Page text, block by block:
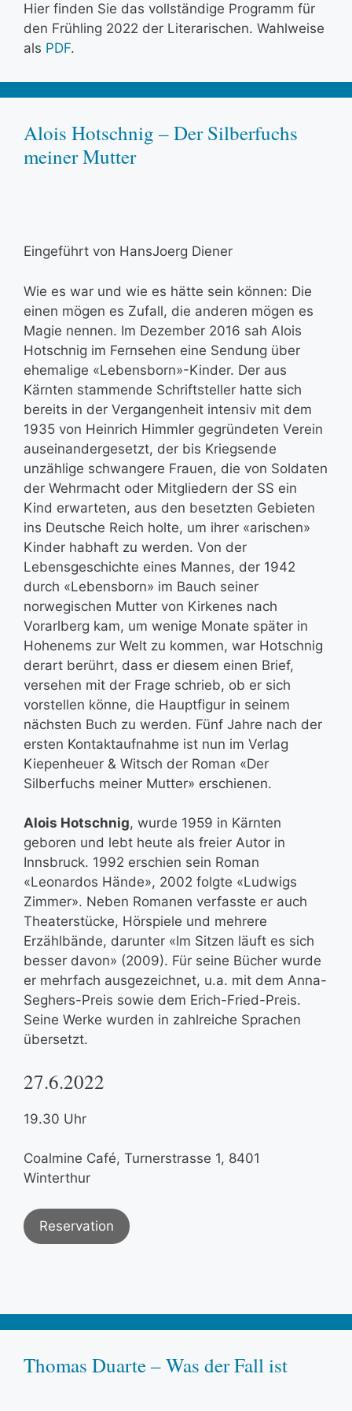
Hier finden Sie das vollständige Programm für
den Frühling 2022 der Literarischen. Wahlweise
als PDF.
Alois Hotschnig – Der Silberfuchs
meiner Mutter
Eingeführt von HansJoerg Diener
Wie es war und wie es hätte sein können: Die
einen mögen es Zufall, die anderen mögen es
Magie nennen. Im Dezember 2016 sah Alois
Hotschnig im Fernsehen eine Sendung über
ehemalige «Lebensborn»-Kinder. Der aus
Kärnten stammende Schriftsteller hatte sich
bereits in der Vergangenheit intensiv mit dem
1935 von Heinrich Himmler gegründeten Verein
auseinandergesetzt, der bis Kriegsende
unzählige schwangere Frauen, die von Soldaten
der Wehrmacht oder Mitgliedern der SS ein
Kind erwarteten, aus den besetzten Gebieten
ins Deutsche Reich holte, um ihrer «arischen»
Kinder habhaft zu werden. Von der
Lebensgeschichte eines Mannes, der 1942
durch «Lebensborn» im Bauch seiner
norwegischen Mutter von Kirkenes nach
Vorarlberg kam, um wenige Monate später in
Hohenems zur Welt zu kommen, war Hotschnig
derart berührt, dass er diesem einen Brief,
versehen mit der Frage schrieb, ob er sich
vorstellen könne, die Hauptfigur in seinem
nächsten Buch zu werden. Fünf Jahre nach der
ersten Kontaktaufnahme ist nun im Verlag
Kiepenheuer & Witsch der Roman «Der
Silberfuchs meiner Mutter» erschienen.
Alois Hotschnig, wurde 1959 in Kärnten
geboren und lebt heute als freier Autor in
Innsbruck. 1992 erschien sein Roman
«Leonardos Hände», 2002 folgte «Ludwigs
Zimmer». Neben Romanen verfasste er auch
Theaterstücke, Hörspiele und mehrere
Erzählbände, darunter «Im Sitzen läuft es sich
besser davon» (2009). Für seine Bücher wurde
er mehrfach ausgezeichnet, u.a. mit dem Anna-
Seghers-Preis sowie dem Erich-Fried-Preis.
Seine Werke wurden in zahlreiche Sprachen
übersetzt.
27.6.2022
19.30 Uhr
Coalmine Café, Turnerstrasse 1, 8401
Winterthur
Reservation
Thomas Duarte – Was der Fall ist